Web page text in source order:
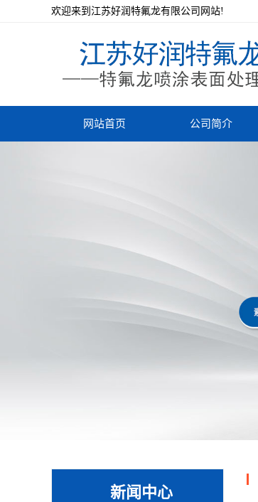
欢迎来到江苏好润特氟龙有限公司网站!
网站首页 公司简介
新闻中心